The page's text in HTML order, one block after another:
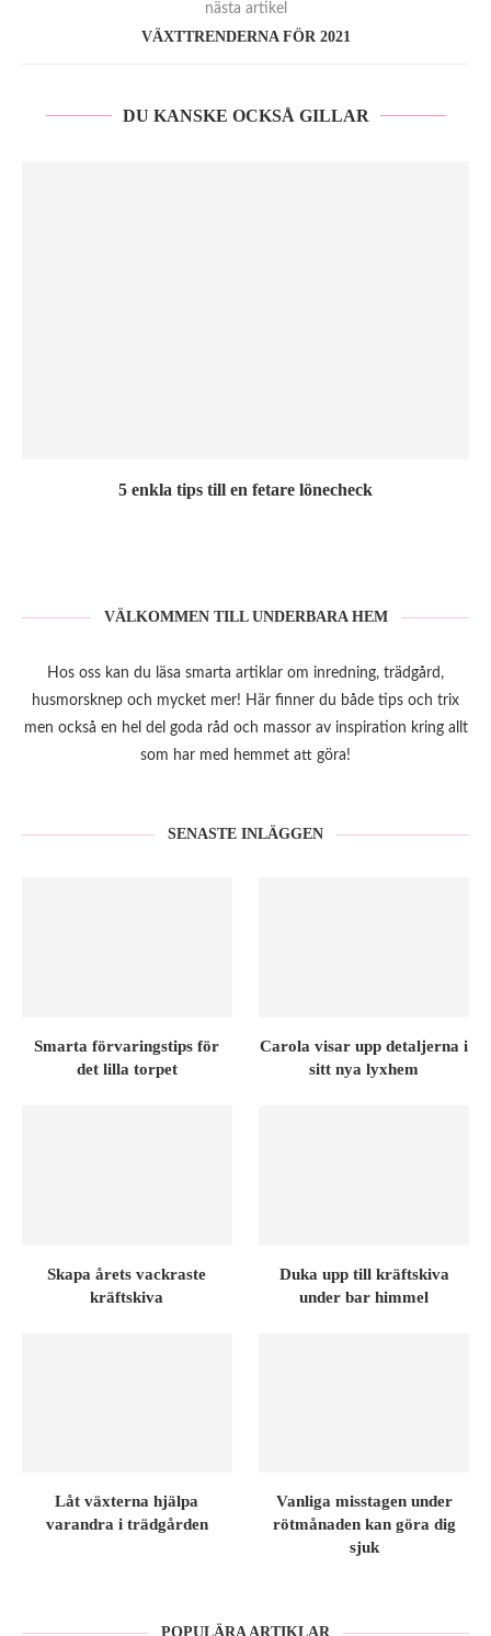
nästa artikel
VÄXTTRENDERNA FÖR 2021
DU KANSKE OCKSÅ GILLAR
5 enkla tips till en fetare lönecheck
VÄLKOMMEN TILL UNDERBARA HEM
Hos oss kan du läsa smarta artiklar om inredning, trädgård,
husmorsknep och mycket mer! Här finner du både tips och trix
men också en hel del goda råd och massor av inspiration kring allt
som har med hemmet att göra!
SENASTE INLÄGGEN
Smarta förvaringstips för
det lilla torpet
Carola visar upp detaljerna i
sitt nya lyxhem
Skapa årets vackraste
kräftskiva
Duka upp till kräftskiva
under bar himmel
Låt växterna hjälpa
varandra i trädgården
Vanliga misstagen under
rötmånaden kan göra dig
sjuk
POPULÄRA ARTIKLAR